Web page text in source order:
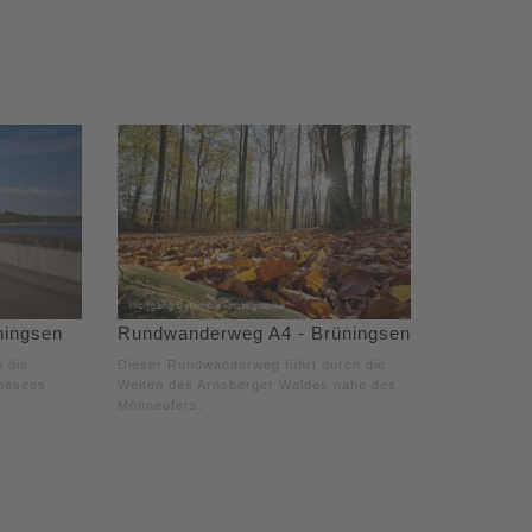
Rundwanderweg A4 - Brüningsen
Dieser Rundwanderweg führt durch die
Weiten des Arnsberger Waldes nahe des
Möhneufers.